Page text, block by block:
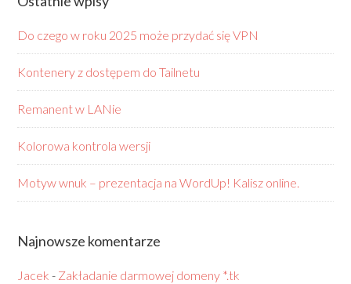
Do czego w roku 2025 może przydać się VPN
Kontenery z dostępem do Tailnetu
Remanent w LANie
Kolorowa kontrola wersji
Motyw wnuk – prezentacja na WordUp! Kalisz online.
Najnowsze komentarze
Jacek - Zakładanie darmowej domeny *.tk